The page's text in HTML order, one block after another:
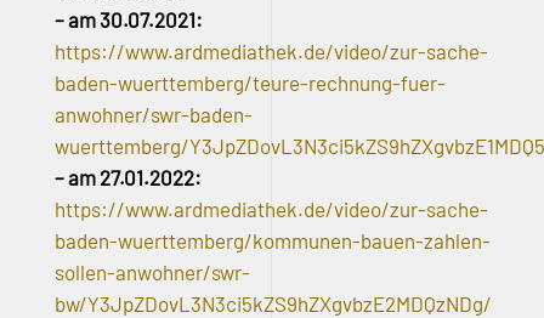
– am 30.07.2021:
https://www.ardmediathek.de/video/zur-sache-
baden-wuerttemberg/teure-rechnung-fuer-
anwohner/swr-baden-
wuerttemberg/
– am 27.01.2022:
https://www.ardmediathek.de/video/zur-sache-
baden-wuerttemberg/kommunen-bauen-zahlen-
sollen-anwohner/swr-
bw/Y3JpZDovL3N3ci5kZS9hZXgvbzE2MDQzNDg/